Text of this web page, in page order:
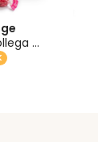
Voor De Leukste Collega Zomergeschenk